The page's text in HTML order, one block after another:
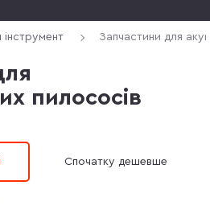
Запчастини для
пилососів
Спочатку дешевше